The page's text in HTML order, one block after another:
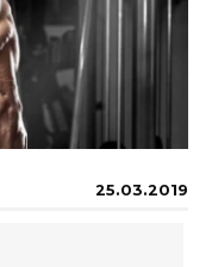
25.03.2019